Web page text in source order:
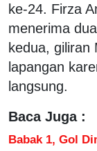
ke-24. Firza
menerima
kedua, giliran
lapangan
langsung.
Baca Juga :
Babak 1, Gol